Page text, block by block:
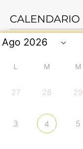
CALENDARIO
L M M
27 28 29
3 4 5